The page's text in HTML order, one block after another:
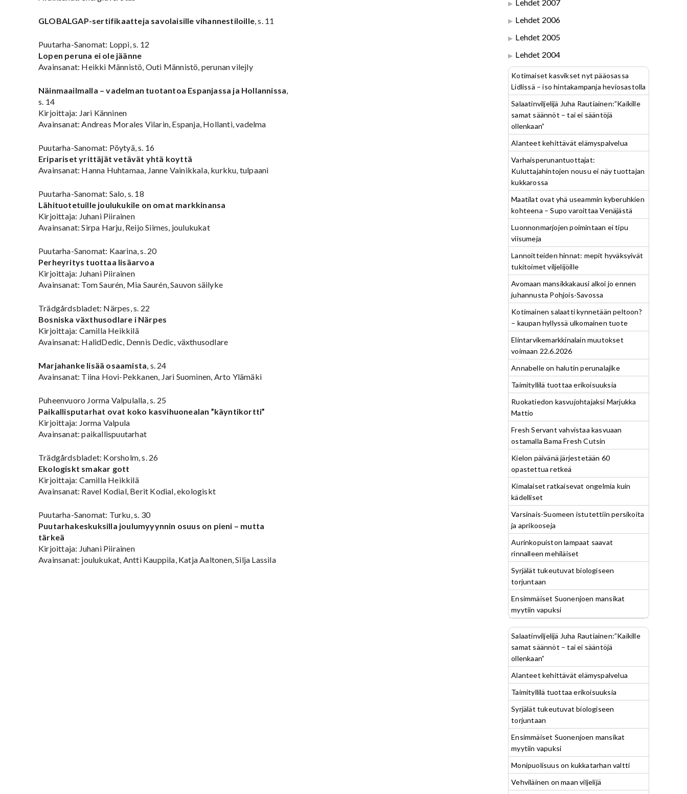
GLOBALGAP-sertifikaatteja savolaisille vihannestiloille, s. 11
Puutarha-Sanomat: Loppi, s. 12
Lopen peruna ei ole jäänne
Avainsanat: Heikki Männistö, Outi Männistö, perunan vilejly
Näinmaailmalla – vadelman tuotantoa Espanjassa ja Hollannissa,
s. 14
Kirjoittaja: Jari Känninen
Avainsanat: Andreas Morales Vilarin, Espanja, Hollanti, vadelma
Puutarha-Sanomat: Pöytyä, s. 16
Eripariset yrittäjät vetävät yhtä koyttä
Avainsanat: Hanna Huhtamaa, Janne Vainikkala, kurkku, tulpaani
Puutarha-Sanomat: Salo, s. 18
Lähituotetuille joulukukile on omat markkinansa
Kirjoittaja: Juhani Piirainen
Avainsanat: Sirpa Harju, Reijo Siimes, joulukukat
Puutarha-Sanomat: Kaarina, s. 20
Perheyritys tuottaa lisäarvoa
Kirjoittaja: Juhani Piirainen
Avainsanat: Tom Saurén, Mia Saurén, Sauvon säilyke
Trädgårdsbladet: Närpes, s. 22
Bosniska växthusodlare i Närpes
Kirjoittaja: Camilla Heikkilä
Avainsanat: HalidDedic, Dennis Dedic, växthusodlare
Marjahanke lisää osaamista, s. 24
Avainsanat: Tiina Hovi-Pekkanen, Jari Suominen, Arto Ylämäki
Puheenvuoro Jorma Valpulalla, s. 25
Paikallisputarhat ovat koko kasvihuonealan ”käyntikortti”
Kirjoittaja: Jorma Valpula
Avainsanat: paikallispuutarhat
Trädgårdsbladet: Korsholm, s. 26
Ekologiskt smakar gott
Kirjoittaja: Camilla Heikkilä
Avainsanat: Ravel Kodial, Berit Kodial, ekologiskt
Puutarha-Sanomat: Turku, s. 30
Puutarhakeskuksilla joulumyyynnin osuus on pieni – mutta
tärkeä
Kirjoittaja: Juhani Piirainen
Avainsanat: joulukukat, Antti Kauppila, Katja Aaltonen, Silja Lassila
Lehdet 2007
Lehdet 2006
Lehdet 2005
Lehdet 2004
Kotimaiset kasvikset nyt pääosassa
Lidlissä – iso hintakampanja heviosastolla
Salaatinviljelijä Juha Rautiainen:”Kaikille
samat säännöt – tai ei sääntöjä
ollenkaan”
Alanteet kehittävät elämyspalvelua
Varhaisperunantuottajat:
Kuluttajahintojen nousu ei näy tuottajan
kukkarossa
Maatilat ovat yhä useammin kyberuhkien
kohteena – Supo varoittaa Venäjästä
Luonnonmarjojen poimintaan ei tipu
viisumeja
Lannoitteiden hinnat: mepit hyväksyivät
tukitoimet viljelijöille
Avomaan mansikkakausi alkoi jo ennen
juhannusta Pohjois-Savossa
Kotimainen salaatti kynnetään peltoon?
– kaupan hyllyssä ulkomainen tuote
Elintarvikemarkkinalain muutokset
voimaan 22.6.2026
Annabelle on halutin perunalajike
Taimityllilä tuottaa erikoisuuksia
Ruokatiedon kasvujohtajaksi Marjukka
Mattio
Fresh Servant vahvistaa kasvuaan
ostamalla Bama Fresh Cutsin
Kielon päivänä järjestetään 60
opastettua retkeä
Kimalaiset ratkaisevat ongelmia kuin
kädelliset
Varsinais-Suomeen istutettiin persikoita
ja aprikooseja
Aurinkopuiston lampaat saavat
rinnalleen mehiläiset
Syrjälät tukeutuvat biologiseen
torjuntaan
Ensimmäiset Suonenjoen mansikat
myytiin vapuksi
Salaatinviljelijä Juha Rautiainen:”Kaikille
samat säännöt – tai ei sääntöjä
ollenkaan”
Alanteet kehittävät elämyspalvelua
Taimityllilä tuottaa erikoisuuksia
Syrjälät tukeutuvat biologiseen
torjuntaan
Ensimmäiset Suonenjoen mansikat
myytiin vapuksi
Monipuolisuus on kukkatarhan valtti
Vehviläinen on maan viljelijä